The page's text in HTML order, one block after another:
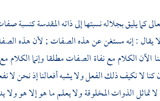
كما يليق بجلاله نسبتها إلى ذاته المقدسة كنسبة
: إنه مستغن عن هذه الصفات ; لأن هذه
الكلام مع نفاة الصفات مطلقا وإنما
لا نكيف ذلك الفعل ولا يشبه أفعالنا إذ نحن لا
الذوات المخلوقة ولا يعلم ما هو إلا هو ولا